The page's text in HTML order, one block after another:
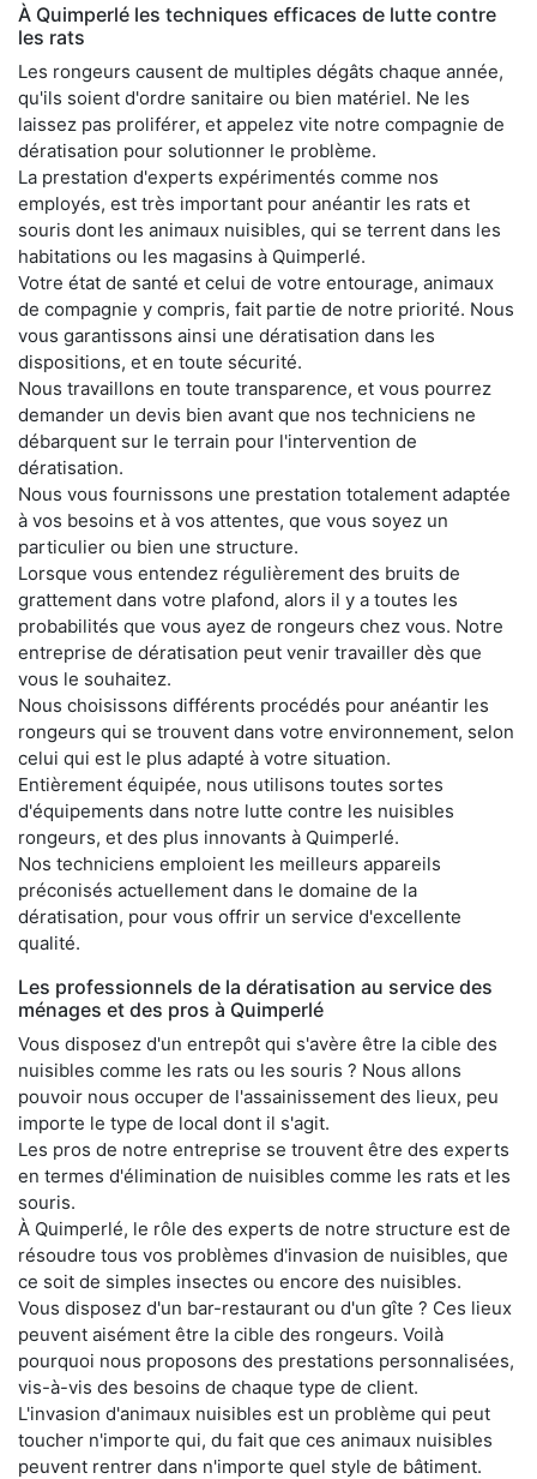
À Quimperlé les techniques efficaces de lutte contre
les rats
Les rongeurs causent de multiples dégâts chaque année,
qu'ils soient d'ordre sanitaire ou bien matériel. Ne les
laissez pas proliférer, et appelez vite notre compagnie de
dératisation pour solutionner le problème.
La prestation d'experts expérimentés comme nos
employés, est très important pour anéantir les rats et
souris dont les animaux nuisibles, qui se terrent dans les
habitations ou les magasins à Quimperlé.
Votre état de santé et celui de votre entourage, animaux
de compagnie y compris, fait partie de notre priorité. Nous
vous garantissons ainsi une dératisation dans les
dispositions, et en toute sécurité.
Nous travaillons en toute transparence, et vous pourrez
demander un devis bien avant que nos techniciens ne
débarquent sur le terrain pour l'intervention de
dératisation.
Nous vous fournissons une prestation totalement adaptée
à vos besoins et à vos attentes, que vous soyez un
particulier ou bien une structure.
Lorsque vous entendez régulièrement des bruits de
grattement dans votre plafond, alors il y a toutes les
probabilités que vous ayez de rongeurs chez vous. Notre
entreprise de dératisation peut venir travailler dès que
vous le souhaitez.
Nous choisissons différents procédés pour anéantir les
rongeurs qui se trouvent dans votre environnement, selon
celui qui est le plus adapté à votre situation.
Entièrement équipée, nous utilisons toutes sortes
d'équipements dans notre lutte contre les nuisibles
rongeurs, et des plus innovants à Quimperlé.
Nos techniciens emploient les meilleurs appareils
préconisés actuellement dans le domaine de la
dératisation, pour vous offrir un service d'excellente
qualité.
Les professionnels de la dératisation au service des
ménages et des pros à Quimperlé
Vous disposez d'un entrepôt qui s'avère être la cible des
nuisibles comme les rats ou les souris ? Nous allons
pouvoir nous occuper de l'assainissement des lieux, peu
importe le type de local dont il s'agit.
Les pros de notre entreprise se trouvent être des experts
en termes d'élimination de nuisibles comme les rats et les
souris.
À Quimperlé, le rôle des experts de notre structure est de
résoudre tous vos problèmes d'invasion de nuisibles, que
ce soit de simples insectes ou encore des nuisibles.
Vous disposez d'un bar-restaurant ou d'un gîte ? Ces lieux
peuvent aisément être la cible des rongeurs. Voilà
pourquoi nous proposons des prestations personnalisées,
vis-à-vis des besoins de chaque type de client.
L'invasion d'animaux nuisibles est un problème qui peut
toucher n'importe qui, du fait que ces animaux nuisibles
peuvent rentrer dans n'importe quel style de bâtiment.